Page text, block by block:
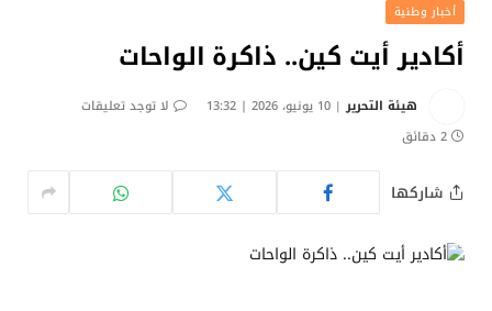
أخبار وطنية
أكادير أيت كين.. ذاكرة الواحات
هيئة التحرير 10 يونيو، 2026 | 13:32
لا توجد تعليقات
2 دقائق
شاركها